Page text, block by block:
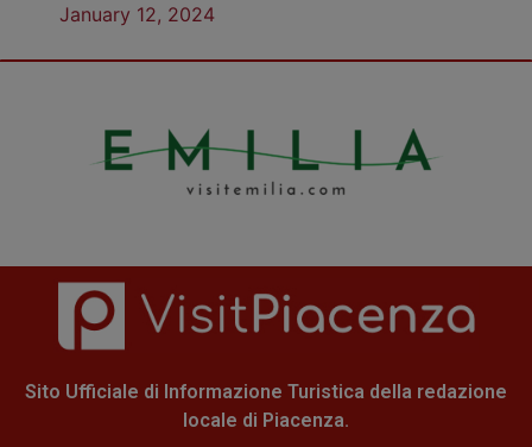
January 12, 2024
Sito Ufficiale di Informazione Turistica della redazione
locale di Piacenza.